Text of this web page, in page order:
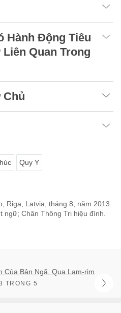
Hành Động Tiêu
Quan Trong
Chủ
Quy Y
Riga, Latvia, tháng 8, năm 2013.
ngữ; Chân Thông Tri hiệu đính.
Của Bản Ngã, Qua Lam-rim
TRONG 5